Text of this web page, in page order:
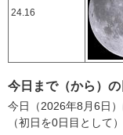
24.16
今日まで（から）
今日（2026年8月6日
（初日を0日目として）